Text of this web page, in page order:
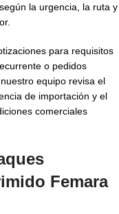
la urgencia, la ruta y
para requisitos
o pedidos
equipo revisa el
de importación y el
comerciales
Femara